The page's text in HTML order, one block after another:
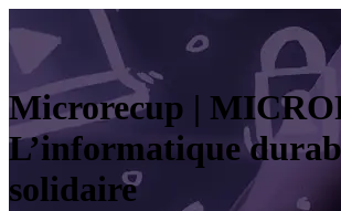
Microrecup |
L’infor­mati­que
solidaire